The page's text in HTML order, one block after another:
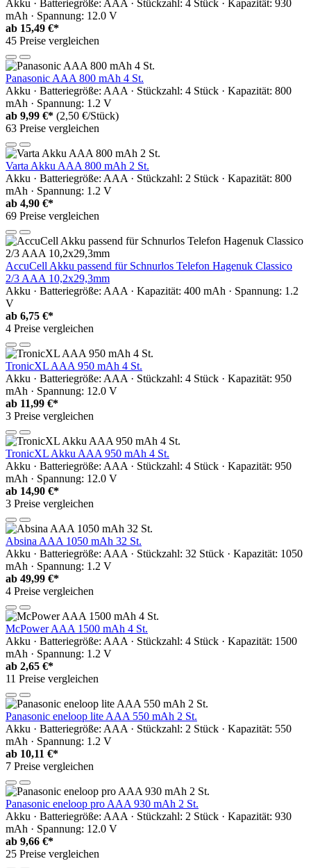
Akku · Batteriegröße: AAA · Stückzahl: 4 Stück · Kapazität: 930
mAh · Spannung: 12.0 V
ab 15,49 €*
45 Preise vergleichen
Panasonic AAA 800 mAh 4 St.
Akku · Batteriegröße: AAA · Stückzahl: 4 Stück · Kapazität: 800
mAh · Spannung: 1.2 V
ab 9,99 €* (2,50 €/Stück)
63 Preise vergleichen
Varta Akku AAA 800 mAh 2 St.
Akku · Batteriegröße: AAA · Stückzahl: 2 Stück · Kapazität: 800
mAh · Spannung: 1.2 V
ab 4,90 €*
69 Preise vergleichen
AccuCell Akku passend für Schnurlos Telefon Hagenuk Classico
2/3 AAA 10,2x29,3mm
Akku · Batteriegröße: AAA · Kapazität: 400 mAh · Spannung: 1.2
V
ab 6,75 €*
4 Preise vergleichen
TronicXL AAA 950 mAh 4 St.
Akku · Batteriegröße: AAA · Stückzahl: 4 Stück · Kapazität: 950
mAh · Spannung: 12.0 V
ab 11,99 €*
3 Preise vergleichen
TronicXL Akku AAA 950 mAh 4 St.
Akku · Batteriegröße: AAA · Stückzahl: 4 Stück · Kapazität: 950
mAh · Spannung: 12.0 V
ab 14,90 €*
3 Preise vergleichen
Absina AAA 1050 mAh 32 St.
Akku · Batteriegröße: AAA · Stückzahl: 32 Stück · Kapazität: 1050
mAh · Spannung: 1.2 V
ab 49,99 €*
4 Preise vergleichen
McPower AAA 1500 mAh 4 St.
Akku · Batteriegröße: AAA · Stückzahl: 4 Stück · Kapazität: 1500
mAh · Spannung: 1.2 V
ab 2,65 €*
11 Preise vergleichen
Panasonic eneloop lite AAA 550 mAh 2 St.
Akku · Batteriegröße: AAA · Stückzahl: 2 Stück · Kapazität: 550
mAh · Spannung: 1.2 V
ab 10,11 €*
7 Preise vergleichen
Panasonic eneloop pro AAA 930 mAh 2 St.
Akku · Batteriegröße: AAA · Stückzahl: 2 Stück · Kapazität: 930
mAh · Spannung: 12.0 V
ab 9,66 €*
25 Preise vergleichen